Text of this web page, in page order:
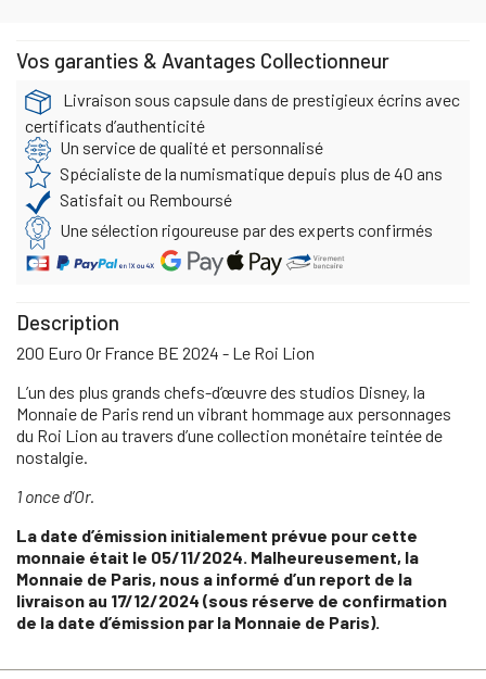
Vos garanties & Avantages Collectionneur
Livraison sous capsule dans de prestigieux écrins avec
certificats d’authenticité
Un service de qualité et personnalisé
Spécialiste de la numismatique depuis plus de 40 ans
Satisfait ou Remboursé
Une sélection rigoureuse par des experts confirmés
Description
200 Euro Or France BE 2024 - Le Roi Lion
L’un des plus grands chefs-d’œuvre des studios Disney, la
Monnaie de Paris rend un vibrant hommage aux personnages
du Roi Lion au travers d’une collection monétaire teintée de
nostalgie.
1 once d’Or.
La date d’émission initialement prévue pour cette
monnaie était le 05/11/2024. Malheureusement, la
Monnaie de Paris, nous a informé d’un report de la
livraison au 17/12/2024 (sous réserve de confirmation
de la date d’émission par la Monnaie de Paris).